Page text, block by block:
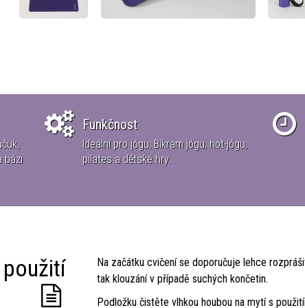
bázi
Funkčnost
Ideální pro jógu, Bikram jógu, hot-jógu,
pilates a dětské hry.
použití
Na začátku cvičení se doporučuje lehce
tak klouzání v případě suchých končetin.
Podložku čistěte vlhkou houbou na mytí s